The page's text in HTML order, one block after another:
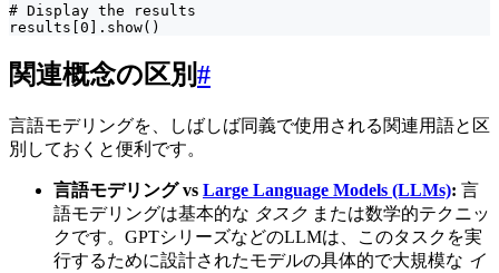
# Display the results
results[0].show()
関連概念の区別#
言語モデリングを、しばしば同義で使用される関連用語と区
別しておくと便利です。
言語モデリング vs Large Language Models (LLMs): 言
語モデリングは基本的な タスク または数学的テクニッ
クです。GPTシリーズなどのLLMは、このタスクを実
行するために設計されたモデルの具体的で大規模な イ